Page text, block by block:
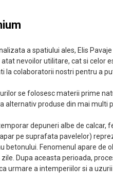
a spatiului ales, Elis
nevoilor utilitare, cat si celor
la colaboratorii nostri pentru a
se folosesc materii prime
alternativ produse din mai multi
depuneri albe de calcar,
pe suprafata pavelelor)
betonului. Fenomenul apare
Dupa aceasta perioada,
urmare a intemperiilor si a